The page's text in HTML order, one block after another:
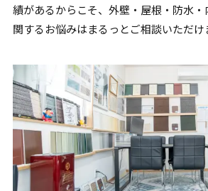
績があるからこそ、外壁・屋根・防水
関するお悩みはまるっとご相談いただけ